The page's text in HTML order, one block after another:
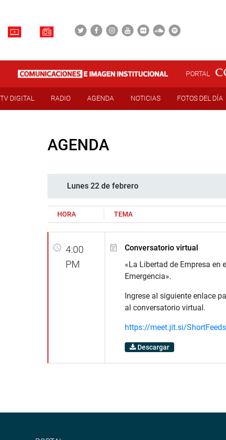
PORTAL
TV DIGITAL RADIO AGENDA NOTICIAS FOTOS DEL DÍA
AGENDA
Lunes 22 de febrero
HORA TEMA
4:00
PM
Conversatorio virtual
«La Libertad de Empresa en
Emergencia».
Ingrese al siguiente enlace
al conversatorio virtual.
https://meet.jit.si/
Descargar